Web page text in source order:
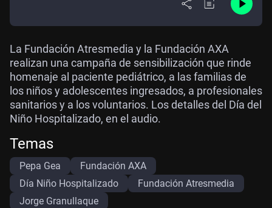
La Fundación Atresmedia y la Fundación AXA
realizan una campaña de sensibilización que rinde
homenaje al paciente pediátrico, a las familias de
los niños y adolescentes ingresados, a profesionales
sanitarios y a los voluntarios. Los detalles del Día del
Niño Hospitalizado, en el audio.
Temas
Pepa Gea
Fundación AXA
Día Niño Hospitalizado
Fundación Atresmedia
Jorge Granullaque